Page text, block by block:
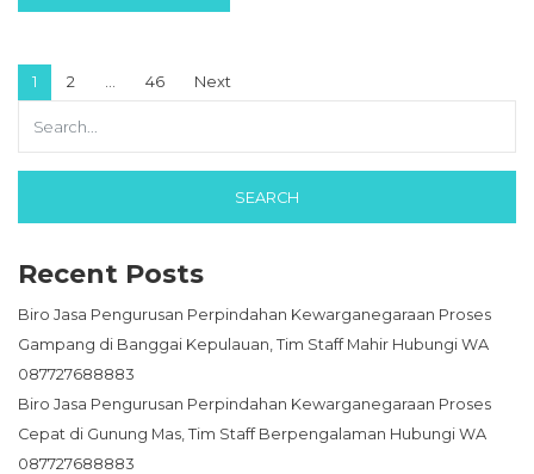
Posts pagination
1 2 … 46 Next
Recent Posts
Biro Jasa Pengurusan Perpindahan Kewarganegaraan Proses
Gampang di Banggai Kepulauan, Tim Staff Mahir Hubungi WA
087727688883
Biro Jasa Pengurusan Perpindahan Kewarganegaraan Proses
Cepat di Gunung Mas, Tim Staff Berpengalaman Hubungi WA
087727688883